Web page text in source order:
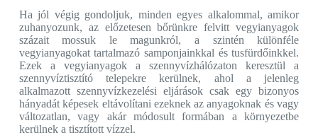
Ha jól végig gondoljuk, minden egyes alkalommal, amikor
zuhanyozunk, az előzetesen bőrünkre felvitt vegyianyagok
százait mossuk le magunkról, a szintén különféle
vegyianyagokat tartalmazó samponjainkkal és tusfürdőinkkel.
Ezek a vegyianyagok a szennyvízhálózaton keresztül a
szennyvíztisztító telepekre kerülnek, ahol a jelenleg
alkalmazott szennyvízkezelési eljárások csak egy bizonyos
hányadát képesek eltávolítani ezeknek az anyagoknak és vagy
változatlan, vagy akár módosult formában a környezetbe
kerülnek a tisztított vízzel.